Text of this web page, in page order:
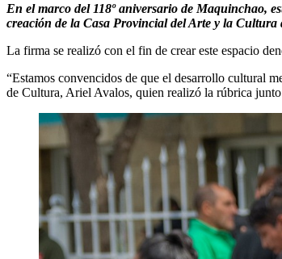
En el marco del 118º aniversario de Maquinchao,
creación de la Casa Provincial del Arte y la
La firma se realizó con el fin de crear este espacio
“Estamos convencidos de que el desarrollo cultural
de Cultura, Ariel Avalos, quien realizó la rúbrica